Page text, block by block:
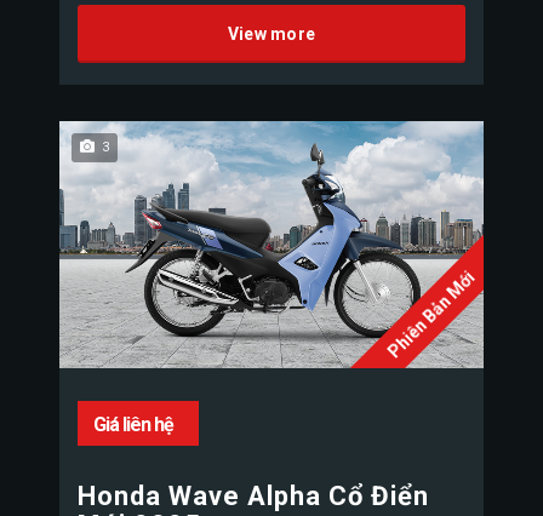
View more
Phiên Bản Mới
3
Giá liên hệ
Honda Wave Alpha Cổ Điển